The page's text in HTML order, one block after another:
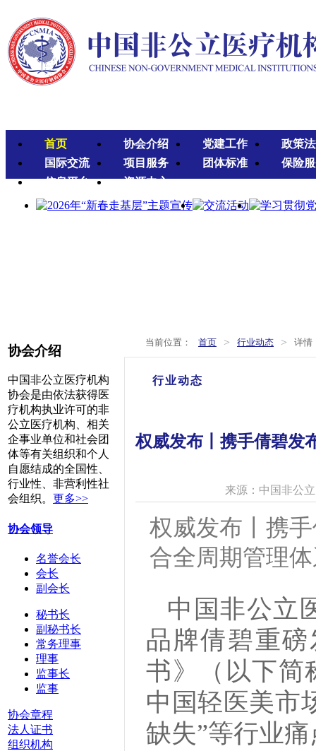
首页 协会介绍 党建工作
政策
国际交流
项目服务 团体标准
保险
信息平台
资源中心
协会介绍
中国非公立医疗机构
协会是由依法获得医
疗机构执业许可的非
公立医疗机构、相关
企事业单位和社会团
体等有关组织和个人
自愿结成的全国性、
行业性、非营利性社
会组织。 更多>>
协会领导
名誉会长
会长
副会长
秘书长
副秘书长
常务理事
理事
监事长
监事
协会章程
法人证书
组织机构
当前位置： 首页 > 行业动态 > 详情
行业动态
权威发布丨携手倩碧发
来源：中国非公
权威发布丨携
合全周期管理
中国非公立
品牌倩碧重
书》（以下简
中国轻医美市
缺失”等行业